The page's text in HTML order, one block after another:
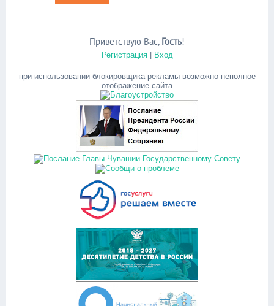
Приветствую Вас, Гость!
Регистрация| Вход
при использовании блокировщика рекламы возможно неполное
отображение сайта